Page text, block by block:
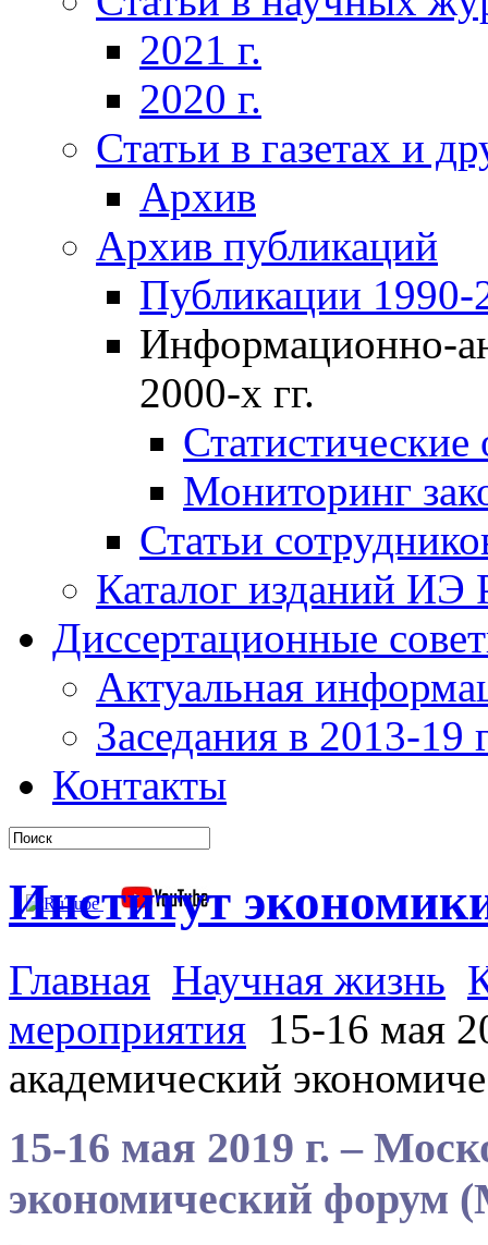
2021 г.
2020 г.
Статьи в газетах и
Архив
Архив публикаций
Публикации 1990-
Информационно-
2000-х гг.
Мониторинг
Статьи
Каталог изданий ИЭ
Диссертационные
Актуальная
Заседания в 2013-19
Контакты
Институт
Главная Научная жизнь
мероприятия 15-16 мая
академический
15-16 мая 2019 г. –
экономический